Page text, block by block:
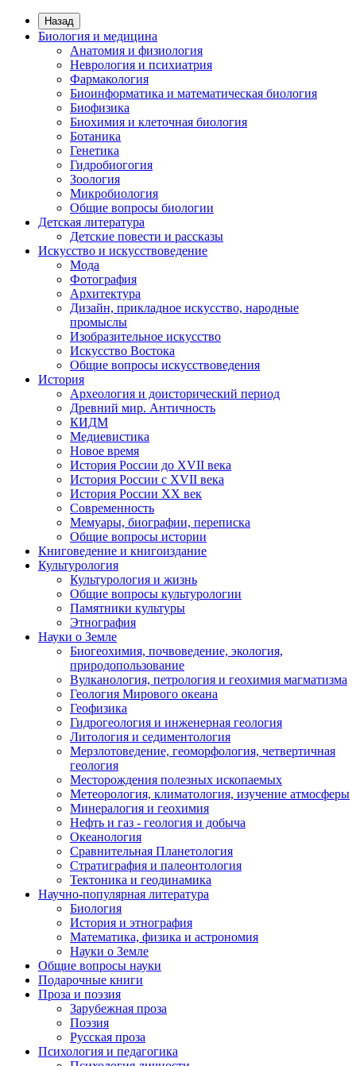
Назад
Биология и медицина
Анатомия и физиология
Неврология и психиатрия
Фармакология
Биоинформатика и математическая биология
Биофизика
Биохимия и клеточная биология
Ботаника
Генетика
Гидробиогогия
Зоология
Микробиология
Общие вопросы биологии
Детская литература
Детские повести и рассказы
Искусство и искусствоведение
Мода
Фотография
Архитектура
Дизайн, прикладное искусство, народные
промыслы
Изобразительное искусство
Искусство Востока
Общие вопросы искусствоведения
История
Археология и доисторический период
Древний мир. Античность
КИДМ
Медиевистика
Новое время
История России до XVII века
История России с XVII века
История России XX век
Современность
Мемуары, биографии, переписка
Общие вопросы истории
Книговедение и книгоиздание
Культурология
Культурология и жизнь
Общие вопросы культурологии
Памятники культуры
Этнография
Науки о Земле
Биогеохимия, почвоведение, экология,
природопользование
Вулканология, петрология и геохимия магматизма
Геология Мирового океана
Геофизика
Гидрогеология и инженерная геология
Литология и седиментология
Мерзлотоведение, геоморфология, четвертичная
геология
Месторождения полезных ископаемых
Метеорология, климатология, изучение атмосферы
Минералогия и геохимия
Нефть и газ - геология и добыча
Океанология
Сравнительная Планетология
Стратиграфия и палеонтология
Тектоника и геодинамика
Научно-популярная литература
Биология
История и этнография
Математика, физика и астрономия
Науки о Земле
Общие вопросы науки
Подарочные книги
Проза и поэзия
Зарубежная проза
Поэзия
Русская проза
Психология и педагогика